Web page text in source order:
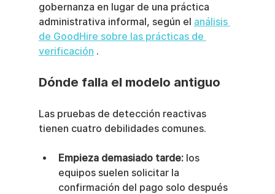
gobernanza en lugar de una práctica
administrativa informal, según el análisis
de GoodHire sobre las prácticas de
verificación .
Dónde falla el modelo antiguo
Las pruebas de detección reactivas
tienen cuatro debilidades comunes.
Empieza demasiado tarde: los
equipos suelen solicitar la
confirmación del pago solo después